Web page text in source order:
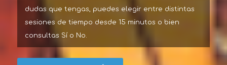
dudas que tengas, puedes elegir entre distintas
sesiones de tiempo desde 15 minutos o bien
consultas Sí o No.